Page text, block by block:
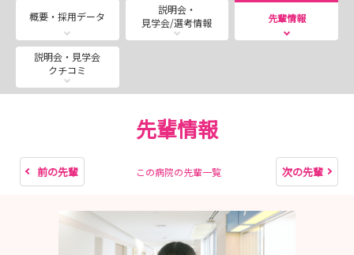
概要・採用データ
説明会・
見学会/選考情報
先輩情報
説明会・見学会
クチコミ
先輩情報
前の先輩 この病院の先輩一覧 次の先輩